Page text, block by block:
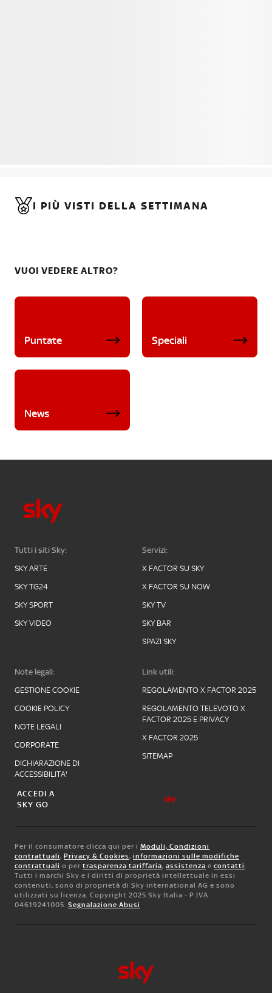
I PIÙ VISTI DELLA SETTIMANA
VUOI VEDERE ALTRO?
Puntate Speciali
News
Tutti i siti Sky:
SKY ARTE
SKY TG24
SKY SPORT
SKY VIDEO
Servizi:
X FACTOR SU SKY
X FACTOR SU NOW
SKY TV
SKY BAR
SPAZI SKY
Note legali:
GESTIONE COOKIE
COOKIE POLICY
NOTE LEGALI
CORPORATE
DICHIARAZIONE DI
ACCESSIBILITA'
Link utili:
REGOLAMENTO X FACTOR 2025
REGOLAMENTO TELEVOTO X
FACTOR 2025 E PRIVACY
X FACTOR 2025
SITEMAP
ACCEDI A
SKY GO
Per il consumatore clicca qui per i Moduli, Condizioni
contrattuali, Privacy & Cookies, informazioni sulle modifiche
contrattuali o per trasparenza tariffaria, assistenza e contatti.
Tutti i marchi Sky e i diritti di proprietà intellettuale in essi
contenuti, sono di proprietà di Sky international AG e sono
utilizzati su licenza. Copyright 2025 Sky Italia - P.IVA
04619241005. Segnalazione Abusi